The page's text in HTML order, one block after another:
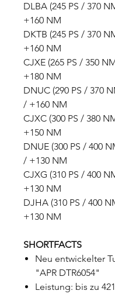
DLBA (245 PS / 370
+160 NM
DKTB (245 PS / 370
+160 NM
CJXE (265 PS / 350
+180 NM
DNUC (290 PS / 370
/ +160 NM
CJXC (300 PS / 380
+150 NM
DNUE (300 PS / 400
/ +130 NM
CJXG (310 PS / 400
+130 NM
DJHA (310 PS / 400
+130 NM
SHORTFACTS
Neu entwickelter
"APR DTR6054"
Leistung: bis zu